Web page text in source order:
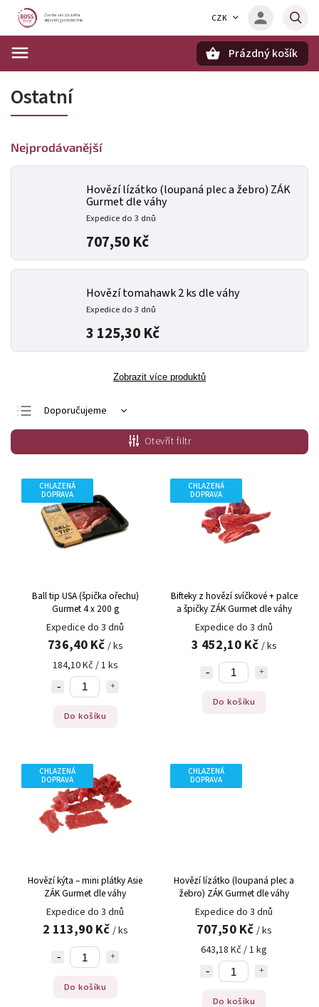
CZK
Prázdný košík
Ostatní
Nejprodávanější
Hovězí lízátko (loupaná plec a žebro) ZÁK
Gurmet dle váhy
Expedice do 3 dnů
707,50 Kč
Hovězí tomahawk 2 ks dle váhy
Expedice do 3 dnů
3 125,30 Kč
Zobrazit více produktů
Doporučujeme
Nejlevnější
Nejdražší
Nejprodávanější
Abecedně
Otevřít filtr
CHLAZENÁ
DOPRAVA
Ball tip USA (špička ořechu)
Gurmet 4 x 200 g
Expedice do 3 dnů
736,40 Kč / ks
184,10 Kč / 1 ks
Do košíku
CHLAZENÁ
DOPRAVA
Bifteky z hovězí svíčkové + palce
a špičky ZÁK Gurmet dle váhy
Expedice do 3 dnů
3 452,10 Kč / ks
Do košíku
CHLAZENÁ
DOPRAVA
Hovězí kýta – mini plátky Asie
ZÁK Gurmet dle váhy
Expedice do 3 dnů
2 113,90 Kč / ks
Do košíku
CHLAZENÁ
DOPRAVA
Hovězí lízátko (loupaná plec a
žebro) ZÁK Gurmet dle váhy
Expedice do 3 dnů
707,50 Kč / ks
643,18 Kč / 1 kg
Do košíku